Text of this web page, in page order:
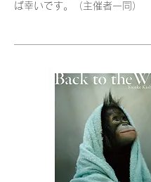
ば幸いです。（主催者一同）